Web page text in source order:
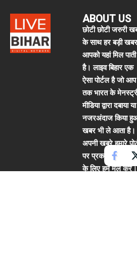
ABOUT US
छोटी छोटी जरुरी
के साथ हर बड़ी खबर
आपको यहां मिल पाती
है। लाइव बिहार एक
ऐसा पोर्टल है जो आप
तक भारत के
मीडिया द्वारा दबाया या
नजरअंदाज किया
खबर भी ले आता है।
अपनी खबरे हमारे
पर प्रकाशित करवाने
के लिए हमें मेल करें।